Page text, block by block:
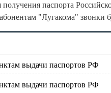
паспорта
"Лугакома" звонки
выдачи паспортов РФ
выдачи паспортов РФ